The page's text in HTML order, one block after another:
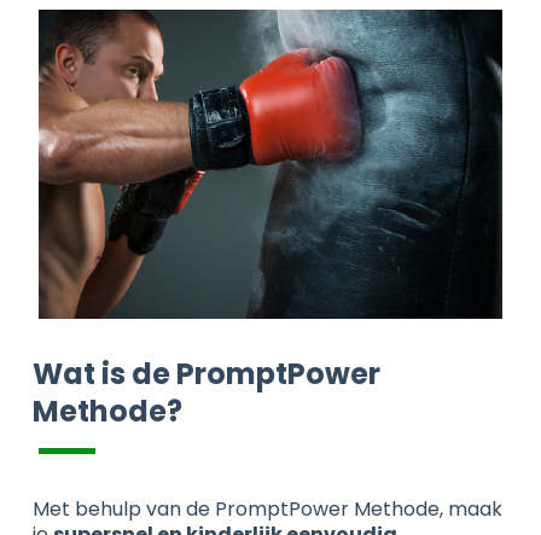
Wat is de PromptPower
Methode?
Met behulp van de PromptPower Methode, maak